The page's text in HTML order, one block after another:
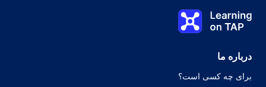
0%
درس دوم
درس:0 از 0
Learning on TAP - خانه
درباره ما
برای چه کسی است؟